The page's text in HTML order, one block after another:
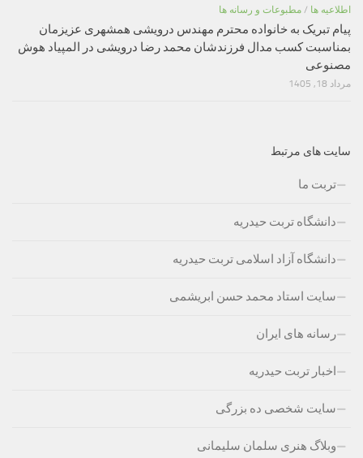
اطلاعیه ها / مطبوعات و رسانه ها
پیام تبریک به خانواده محترم مهندس درویشی همشهری عزیزمان
بمناسبت کسب مدال فرزندشان محمد رضا درویشی در المپیاد هوش
مصنوعی
مرداد 18, 1405
سایت های مرتبط
تربت ما
دانشگاه تربت حیدریه
دانشگاه آزاد اسلامی تربت حیدریه
سایت استاد محمد حسن ابریشمی
رسانه های ایران
اخبار تربت حیدریه
سایت شخصی ده بزرگی
وبلاگ هنری سلمان سلیمانی